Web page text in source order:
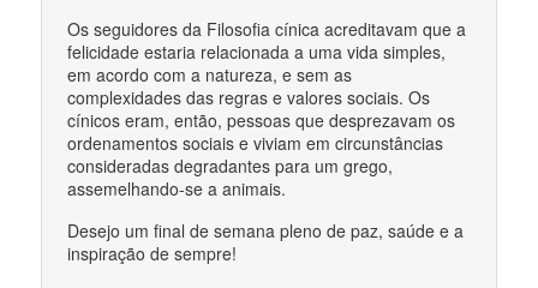
Os seguidores da Filosofia cínica acreditavam que a
felicidade estaria relacionada a uma vida simples,
em acordo com a natureza, e sem as
complexidades das regras e valores sociais. Os
cínicos eram, então, pessoas que desprezavam os
ordenamentos sociais e viviam em circunstâncias
consideradas degradantes para um grego,
assemelhando-se a animais.
Desejo um final de semana pleno de paz, saúde e a
inspiração de sempre!